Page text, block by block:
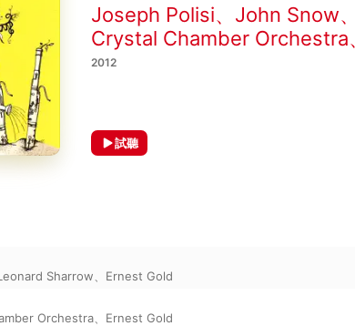
Joseph Polisi、 John Snow、
Crystal Chamber Orchestra
2012
試聽
Sharrow Ernest Gold
Orchestra Ernest Gold